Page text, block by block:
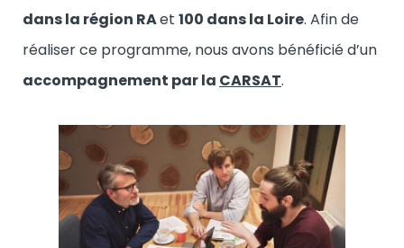
dans la région RAet 100 dans la Loire. Afin de
réaliser ce programme, nous avons bénéficié d’un
accompagnement par la CARSAT.